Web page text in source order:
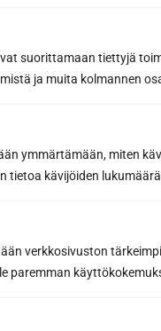
suorittamaan tiettyjä
ja muita kolmannen
ymmärtämään, miten
tietoa kävijöiden
verkkosivuston
paremman